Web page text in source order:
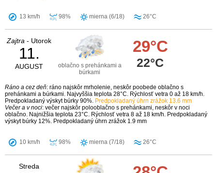
13 km/h 98% mierna (6/18) 26°C
Zajtra - Utorok
11.
AUGUST
oblačno s prehánkami a
búrkami
29°C
22°C
Ráno a cez deň: ráno najskôr mrholenie, neskôr poobede oblačno s
prehánkami a búrkami. Najvyššia teplota 28°C. Rýchlosť vetra 0 až 18 km/h.
Predpokladaný výskyt búrky 90%. Predpokladaný úhrn zrážok 13.6 mm
Večer a v noci: večer najskôr polooblačno s prehánkami, neskôr v noci
oblačno. Najnižšia teplota 23°C. Rýchlosť vetra 8 až 18 km/h. Predpokladaný
výskyt búrky 12%. Predpokladaný úhrn zrážok 1.9 mm
10 km/h 98% mierna (7/18) 26°C
Streda